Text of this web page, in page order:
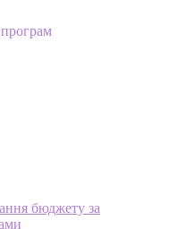
бюджету за